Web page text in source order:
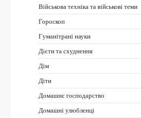
Військова техніка та військові теми
Гороскоп
Гуманітрані науки
Дієти та схуднення
Дім
Діти
Домашнє господарство
Домашні улюбленці